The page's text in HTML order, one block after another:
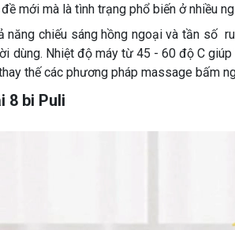
mới mà là tình trạng phổ biến ở nhiều
năng chiếu sáng hồng ngoại và tần số
dùng. Nhiệt độ máy từ 45 - 60 độ C
thế các phương pháp massage bấm
8 bi Puli